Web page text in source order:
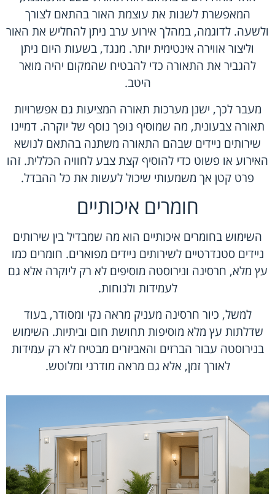
המאפשרת לשנות את עוצמת האור בהתאם לצורך
ולשעה. לדוגמה, במהלך אירוע ערב ניתן להחליש את האור
וליצור אווירה אינטימית יותר. מנגד, בשעות היום ניתן
להגביר את התאורה כדי להבטיח שהמקום יהיה מואר
היטב.
מעבר לכך, ישנן מערכות תאורה המציעות גם אפשרויות
תאורה צבעונית, מה שמוסיף נופך נוסף של יוקרה. דמיינו
שירותים ניידים שבהם התאורה משתנה בהתאם לנושא
האירוע או פשוט כדי להוסיף קצת צבע לחוויה הכללית. זהו
פרט קטן אך משמעותי שיכול לעשות את כל ההבדל.
חומרים איכותיים
השימוש בחומרים איכותיים הוא מה שמבדיל בין שירותים
ניידים סטנדרטיים לשירותים ניידים מפוארים. חומרים כמו
עץ מלא, חרסינה ונירוסטה מוסיפים לא רק ליוקרה אלא גם
לעמידות ולנוחות.
למשל, כיור חרסינה מעניק מראה נקי ומסודר, בעוד
שדלתות עץ מלא מוסיפות תחושת חום וביתיות. השימוש
בנירוסטה עבור הברזים והאביזרים מבטיח לא רק עמידות
לאורך זמן, אלא גם מראה מודרני ומלוטש.